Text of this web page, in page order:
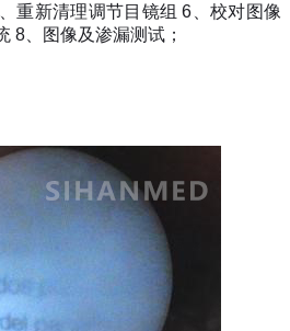
重新清理调节目镜组 6 、校对图像
8 、图像及渗漏测试；